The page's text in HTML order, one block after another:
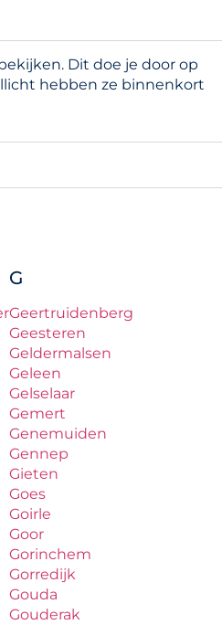
Dit doe je door op
hebben ze binnenkort
G
Geertruidenberg
Geesteren
Geldermalsen
Geleen
Gelselaar
Gemert
Genemuiden
Gennep
Gieten
Goes
Goirle
Goor
Gorinchem
Gorredijk
Gouda
Gouderak